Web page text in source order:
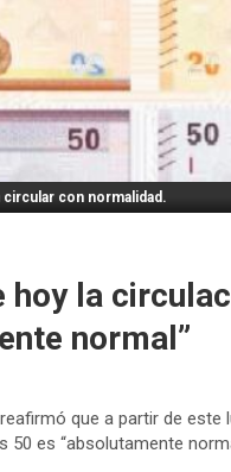
circular con normalidad.
hoy la
normal”
que a partir de
50 es “absolutamente